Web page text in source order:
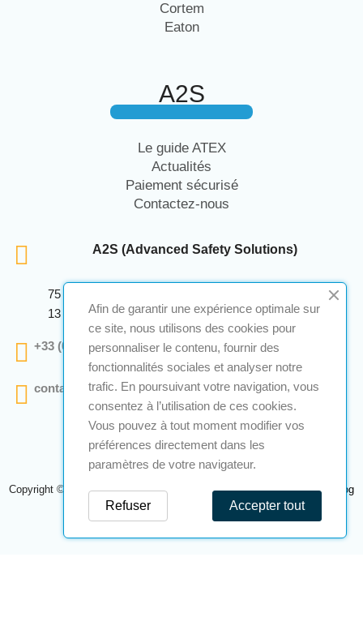
Cortem
Eaton
A2S
Le guide ATEX
Actualités
Paiement sécurisé
Contactez-nous
A2S (Advanced Safety Solutions)
75 Avenue Marcellin Berthelot Anthelios Bâtiment E
13 290 Aix En Provence
+33 (0)4 12 28 00 69
contact@a2s-atex.com
Copyright © 2026 A2S Atex. Tous droits réservés. Une réalisationNavilog
Afin de garantir une expérience optimale sur
ce site, nous utilisons des cookies pour
personnaliser le contenu, fournir des
fonctionnalités sociales et analyser notre
trafic. En poursuivant votre navigation, vous
consentez à l’utilisation de ces cookies.
Vous pouvez à tout moment modifier vos
préférences directement dans les
paramètres de votre navigateur.
Accepter tout
Refuser